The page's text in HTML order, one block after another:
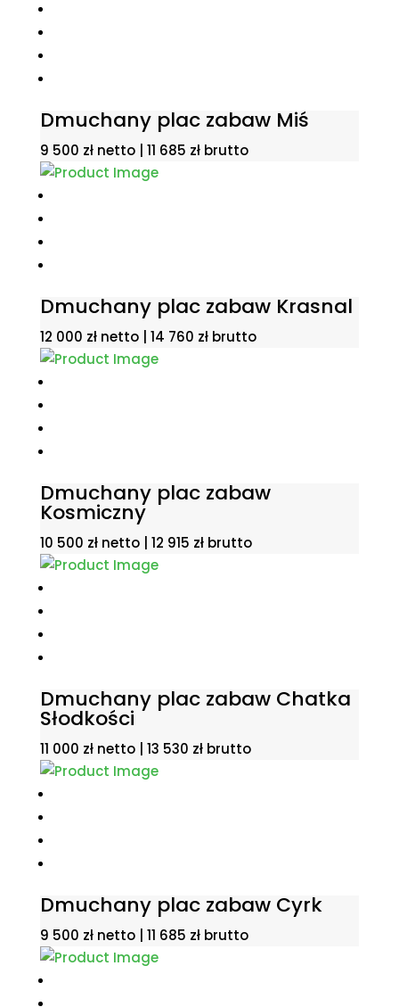
Dmuchany plac zabaw Miś
9 500 zł netto | 11 685 złbrutto
Dmuchany plac zabaw Krasnal
12 000 zł netto | 14 760 złbrutto
Dmuchany plac zabaw
Kosmiczny
10 500 zł netto | 12 915 złbrutto
Dmuchany plac zabaw Chatka
Słodkości
11 000 zł netto | 13 530 złbrutto
Dmuchany plac zabaw Cyrk
9 500 zł netto | 11 685 złbrutto